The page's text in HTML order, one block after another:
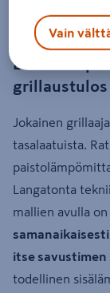
Erillisellä
grillaustulos
Jokainen
tasalaatuista.
Langatonta
mallien avulla
itse
todellinen
Vain